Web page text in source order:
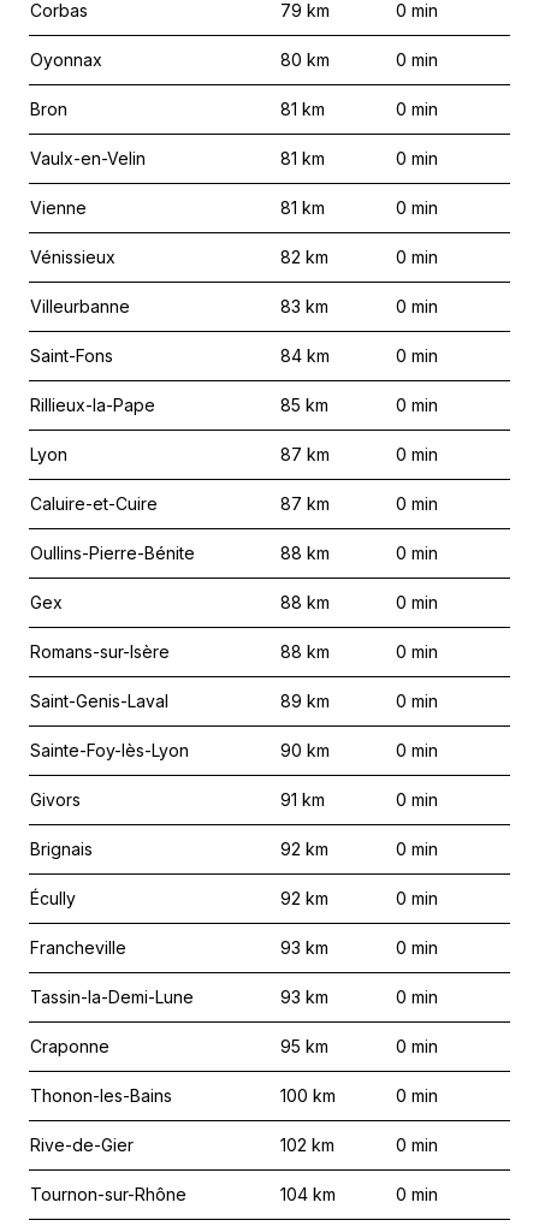
Corbas 79 km 0 min
Oyonnax 80 km 0 min
Bron 81 km 0 min
Vaulx-en-Velin 81 km 0 min
Vienne 81 km 0 min
Vénissieux 82 km 0 min
Villeurbanne 83 km 0 min
Saint-Fons 84 km 0 min
Rillieux-la-Pape 85 km 0 min
Lyon 87 km 0 min
Caluire-et-Cuire 87 km 0 min
Oullins-Pierre-Bénite 88 km 0 min
Gex 88 km 0 min
Romans-sur-Isère 88 km 0 min
Saint-Genis-Laval 89 km 0 min
Sainte-Foy-lès-Lyon 90 km 0 min
Givors 91 km 0 min
Brignais 92 km 0 min
Écully 92 km 0 min
Francheville 93 km 0 min
Tassin-la-Demi-Lune 93 km 0 min
Craponne 95 km 0 min
Thonon-les-Bains 100 km 0 min
Rive-de-Gier 102 km 0 min
Tournon-sur-Rhône 104 km 0 min